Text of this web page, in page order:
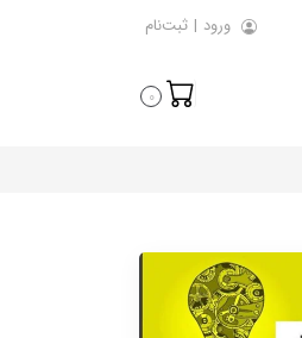
ورود | ثبت‌نام
0
8٪